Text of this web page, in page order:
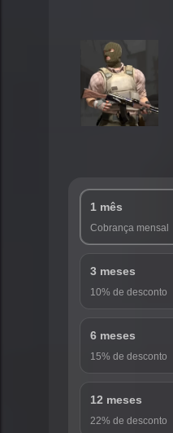
1 mês
Cobrança mensal
3 meses
10% de desconto
6 meses
15% de desconto
12 meses
22% de desconto